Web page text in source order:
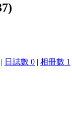
| 日誌數 0 | 相冊數 1